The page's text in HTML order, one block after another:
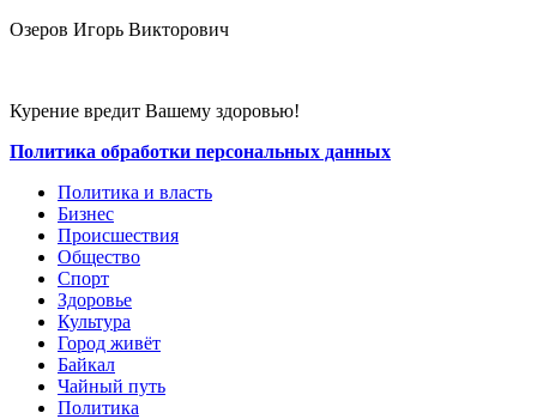
Озеров Игорь Викторович
Курение вредит Вашему здоровью!
Политика обработки персональных данных
Политика и власть
Бизнес
Происшествия
Общество
Cпорт
Здоровье
Культура
Город живёт
Байкал
Чайный путь
Политика